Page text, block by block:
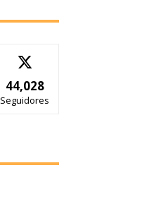
44,028
Seguidores